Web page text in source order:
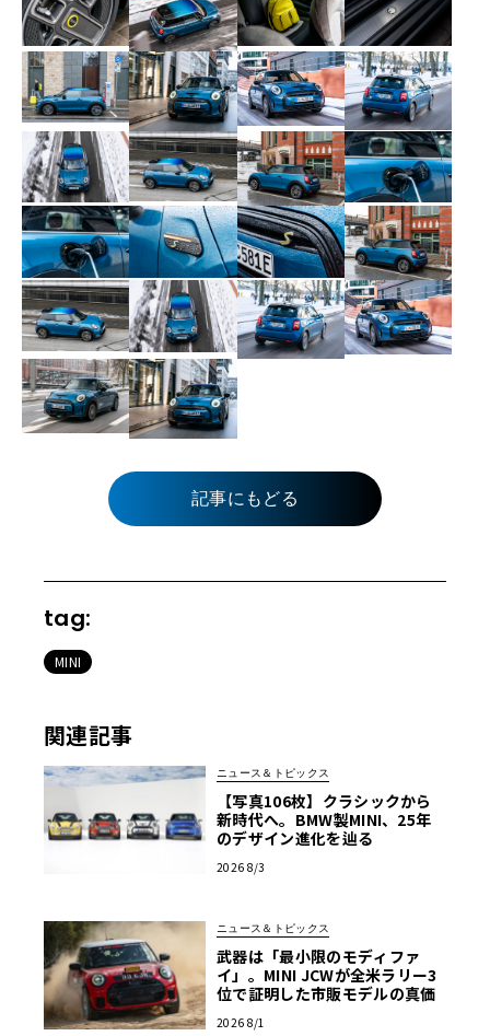
記事にもどる
tag:
MINI
関連記事
ニュース＆トピックス
【写真106枚】クラシックから
新時代へ。BMW製MINI、25年
のデザイン進化を辿る
2026 8/3
ニュース＆トピックス
武器は「最小限のモディファ
イ」。MINI JCWが全米ラリー3
位で証明した市販モデルの真価
2026 8/1